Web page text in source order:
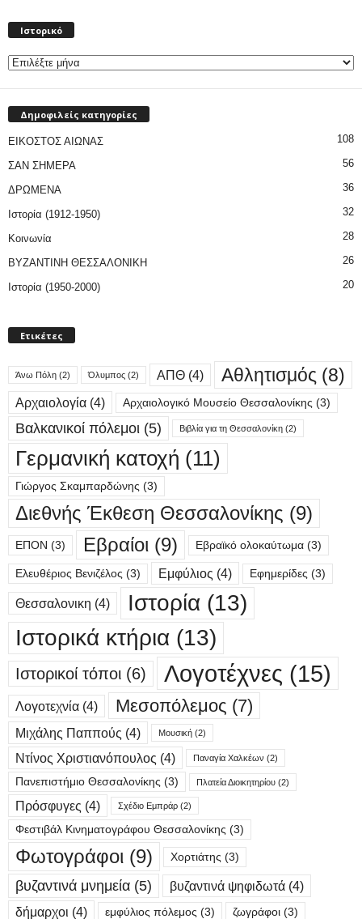
Ιστορικό
Δημοφιλείς κατηγορίες
ΕΙΚΟΣΤΟΣ ΑΙΩΝΑΣ 108
ΣΑΝ ΣΗΜΕΡΑ 56
ΔΡΩΜΕΝΑ 36
Ιστορία (1912-1950) 32
Κοινωνία 28
ΒΥΖΑΝΤΙΝΗ ΘΕΣΣΑΛΟΝΙΚΗ 26
Ιστορία (1950-2000) 20
Ετικέτες
Άνω Πόλη (2) Όλυμπος (2) ΑΠΘ (4) Αθλητισμός (8)
Αρχαιολογία (4) Αρχαιολογικό Μουσείο Θεσσαλονίκης (3)
Βαλκανικοί πόλεμοι (5) Βιβλία για τη Θεσσαλονίκη (2)
Γερμανική κατοχή (11)
Γιώργος Σκαμπαρδώνης (3)
Διεθνής Έκθεση Θεσσαλονίκης (9)
ΕΠΟΝ (3) Εβραίοι (9) Εβραϊκό ολοκαύτωμα (3)
Ελευθέριος Βενιζέλος (3) Εμφύλιος (4) Εφημερίδες (3)
Θεσσαλονικη (4) Ιστορία (13)
Ιστορικά κτήρια (13)
Ιστορικοί τόποι (6) Λογοτέχνες (15)
Λογοτεχνία (4) Μεσοπόλεμος (7)
Μιχάλης Παππούς (4) Μουσική (2)
Ντίνος Χριστιανόπουλος (4) Παναγία Χαλκέων (2)
Πανεπιστήμιο Θεσσαλονίκης (3) Πλατεία Διοικητηρίου (2)
Πρόσφυγες (4) Σχέδιο Εμπράρ (2)
Φεστιβάλ Κινηματογράφου Θεσσαλονίκης (3)
Φωτογράφοι (9) Χορτιάτης (3)
βυζαντινά μνημεία (5) βυζαντινά ψηφιδωτά (4)
δήμαρχοι (4) εμφύλιος πόλεμος (3) ζωγράφοι (3)